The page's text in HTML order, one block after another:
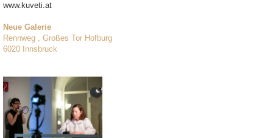
www.kuveti.at
Neue Galerie
Rennweg , Großes Tor Hofburg
6020 Innsbruck